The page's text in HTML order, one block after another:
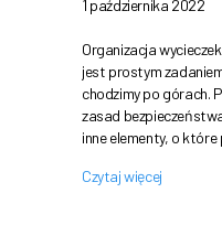
1 października 2022
Organizacja
jest prostym
chodzimy po górach.
zasad
inne elementy, o
Czytaj więcej